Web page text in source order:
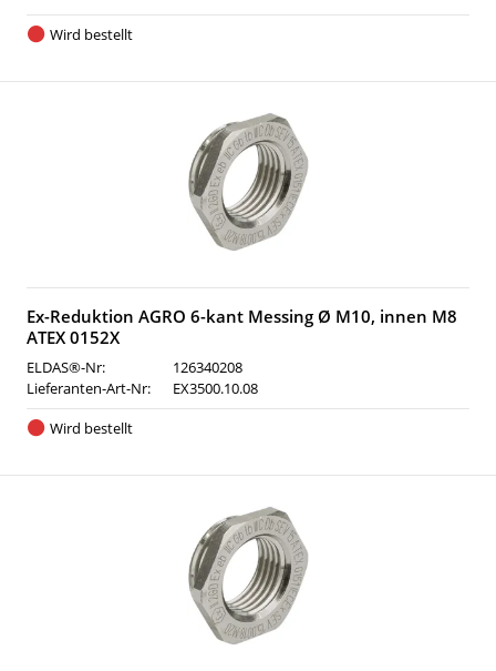
Wird bestellt
Ex-Reduktion AGRO 6-kant Messing Ø M10, innen M8
ATEX 0152X
ELDAS®-Nr:
126340208
Lieferanten-Art-Nr:
EX3500.10.08
Wird bestellt